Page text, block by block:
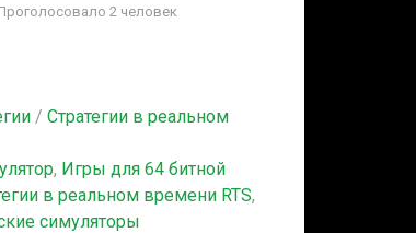
2 человек
/Стратегии в реальном
, Игры для 64 битной
в реальном времени RTS,
симуляторы